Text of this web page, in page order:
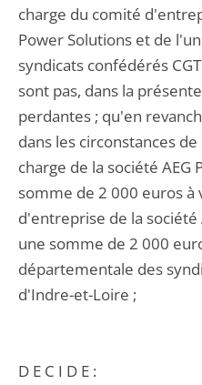
charge du comité
Power Solutions et de
syndicats confédérés
sont pas, dans la
perdantes ; qu'en
dans les circonstances
charge de la société AEG
somme de 2 000 euros à
d'entreprise de la société
une somme de 2 000
départementale des
d'Indre-et-Loire ;
D E C I D E :